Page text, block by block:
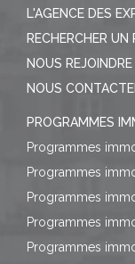
L'AGENCE DES
RECHERCHER
NOUS REJOINDRE
NOUS
PROGRAMMES
Programmes
Programmes
Programmes
Programmes
Programmes